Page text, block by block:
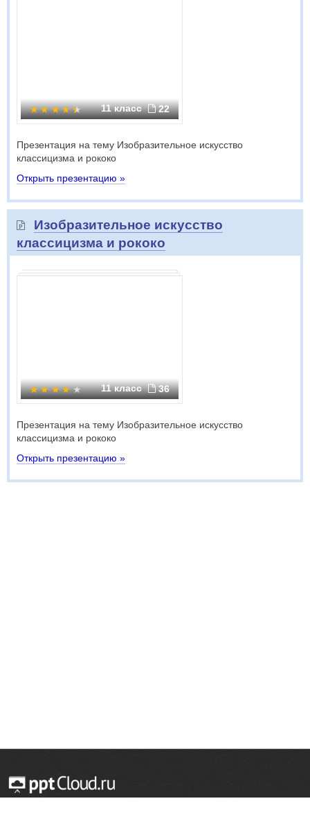
11 класс 22
Презентация на тему Изобразительное искусство
классицизма и рококо
Открыть презентацию »
Изобразительное искусство
классицизма и рококо
11 класс 36
Презентация на тему Изобразительное искусство
классицизма и рококо
Открыть презентацию »